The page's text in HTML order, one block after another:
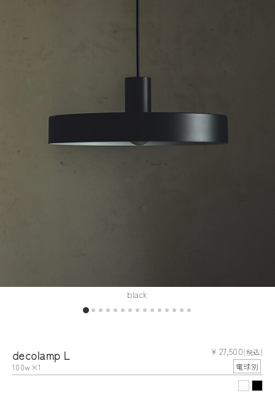
black
decolamp L
100w×1
¥ 27,500(税込)
電球別